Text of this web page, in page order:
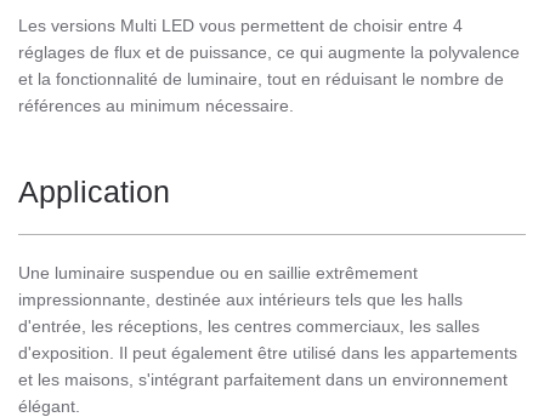
Les versions Multi LED vous permettent de choisir entre 4
réglages de flux et de puissance, ce qui augmente la polyvalence
et la fonctionnalité de luminaire, tout en réduisant le nombre de
références au minimum nécessaire.
Application
Une luminaire suspendue ou en saillie extrêmement
impressionnante, destinée aux intérieurs tels que les halls
d'entrée, les réceptions, les centres commerciaux, les salles
d'exposition. Il peut également être utilisé dans les appartements
et les maisons, s'intégrant parfaitement dans un environnement
élégant.